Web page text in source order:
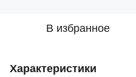
В избранное
Характеристики